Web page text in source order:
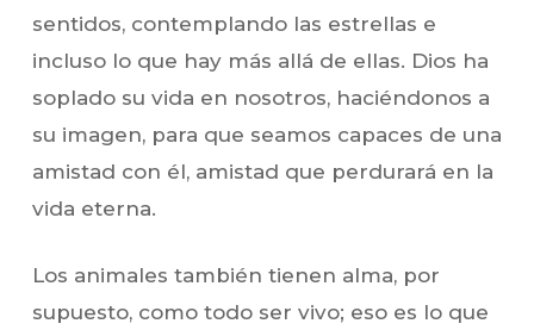
sentidos, contemplando las estrellas e
incluso lo que hay más allá de ellas. Dios ha
soplado su vida en nosotros, haciéndonos a
su imagen, para que seamos capaces de una
amistad con él, amistad que perdurará en la
vida eterna.
Los animales también tienen alma, por
supuesto, como todo ser vivo; eso es lo que